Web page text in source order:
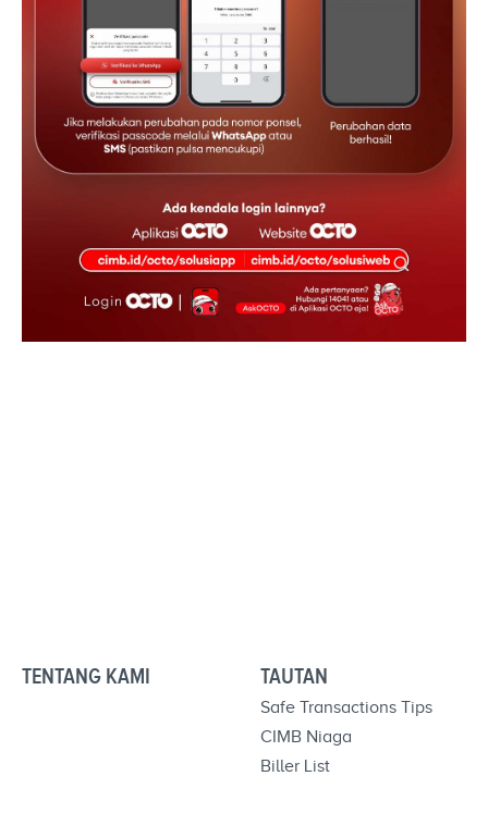
TENTANG KAMI TAUTAN
Safe Transactions Tips
CIMB Niaga
Biller List